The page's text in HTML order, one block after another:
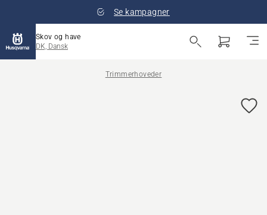
Se kampagner
Skov og have
DK, Dansk
Trimmerhoveder